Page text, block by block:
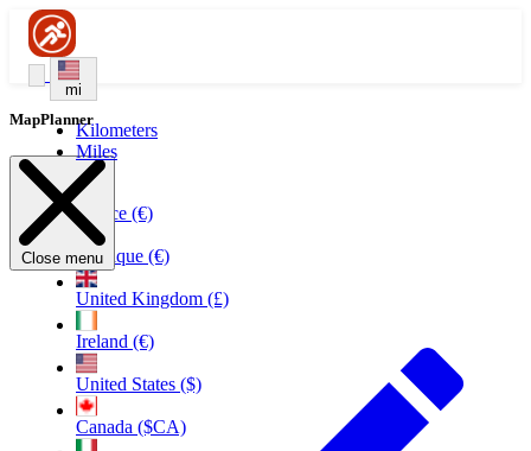
mi
Kilometers
Miles
France (€)
Belgique (€)
United Kingdom (£)
Ireland (€)
United States ($)
Canada ($CA)
MapPlanner
Close menu